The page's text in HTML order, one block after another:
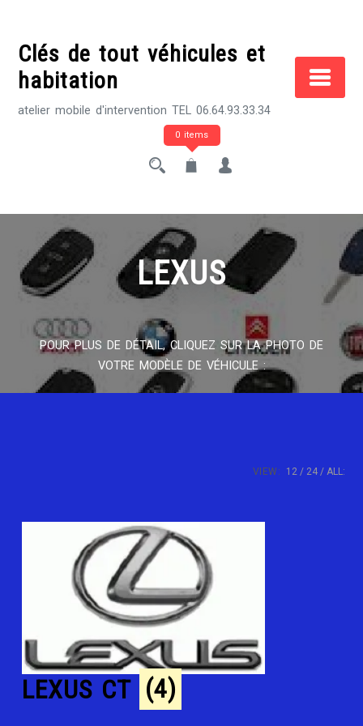
contentClés de tout véhicules et
habitation
atelier mobile d'intervention TEL 06.64.93.33.34
0 items
LEXUS
POUR PLUS DE DÉTAIL, CLIQUEZ SUR LA PHOTO DE
VOTRE MODÈLE DE VÉHICULE :
VIEW: 12 24 ALL:
LEXUS CT (4)